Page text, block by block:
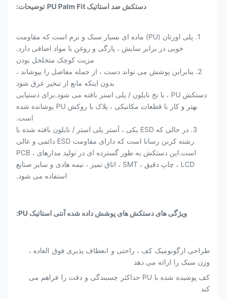
دستکش ضد استاتیک PU Palm Fit توضیحات:
1. پلی اورتان (PU) ماده ای بسیار سبک و نرم است که مقاومت
خوبی در برابر سایش ، پارگی و روغن با مواد اضافی دارد.
مزیت کوچک متخلخل بودن
2. بنابراین پوشش می تواند دست ، از جمله مفاصل را بپوشاند ،
بدون اینکه مانع از تبخیر عرق شود
دستکش PU ، با نخ نایلون / پلی استر بافته می شود.برای دستیابی
بهتر و کار با قطعات مکانیکی ، پلاک با روکش PU پوشانده شده
است.
3. در حالی که ESD یکی ، آستر پلی استر / نایلون بافته شده با
رشته کربن رسانا است که دارای مقاومت ESD دائمی و عالی
است.این دستکش به طور گسترده ای در تولید مدارهای PCB ،
LCD ، چاپ دقیق ، SMT ، اتاق تمیز ، نیمه هادی و سایر صنایع
استفاده می شود.
ویژگی های دستکش های پوشش داده شده آنتی استاتیک PU:
طراحی ارگونومیک کف ، راحتی و انعطاف پذیری فوق العاده ،
وزن سبک را ارائه می دهد
کف پوشیده شده با PU حداکثر چسبندگی و دقت را فراهم می
کند